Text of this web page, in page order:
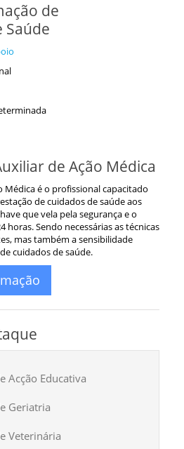
de
Saúde
de Ação Médica
Médica é o profissional capacitado
de cuidados de saúde aos
que vela pela segurança e o
horas. Sendo necessárias as técnicas
mas também a sensibilidade
cuidados de saúde.
Acção Educativa
Geriatria
Veterinária